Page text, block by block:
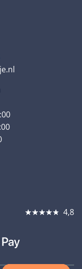
4,8
★★★★★